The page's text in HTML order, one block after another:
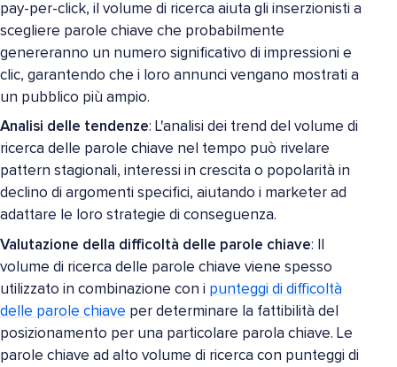
pay-per-click, il volume di ricerca aiuta gli inserzionisti a
scegliere parole chiave che probabilmente
genereranno un numero significativo di impressioni e
clic, garantendo che i loro annunci vengano mostrati a
un pubblico più ampio.
Analisi delle tendenze: L'analisi dei trend del volume di
ricerca delle parole chiave nel tempo può rivelare
pattern stagionali, interessi in crescita o popolarità in
declino di argomenti specifici, aiutando i marketer ad
adattare le loro strategie di conseguenza.
Valutazione della difficoltà delle parole chiave: Il
volume di ricerca delle parole chiave viene spesso
utilizzato in combinazione con i punteggi di difficoltà
delle parole chiave per determinare la fattibilità del
posizionamento per una particolare parola chiave. Le
parole chiave ad alto volume di ricerca con punteggi di